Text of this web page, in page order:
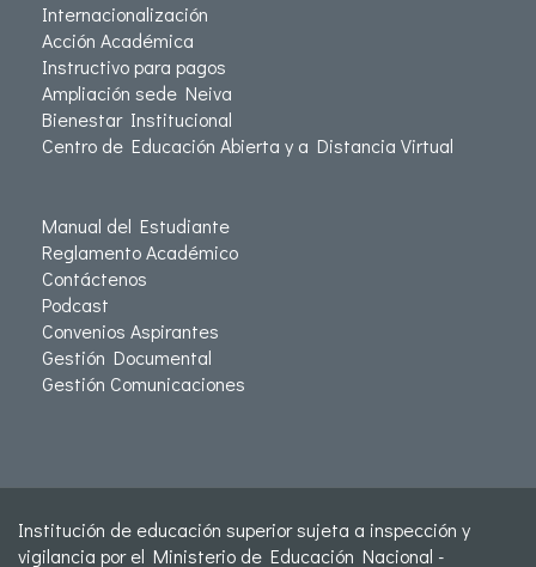
Internacionalización
Acción Académica
Instructivo para pagos
Ampliación sede Neiva
Bienestar Institucional
Centro de Educación Abierta y a Distancia Virtual
Manual del Estudiante
Reglamento Académico
Contáctenos
Podcast
Convenios Aspirantes
Gestión Documental
Gestión Comunicaciones
Institución de educación superior sujeta a inspección y
vigilancia por el Ministerio de Educación Nacional -